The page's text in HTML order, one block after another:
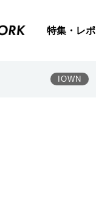
特集・レ
IOWN